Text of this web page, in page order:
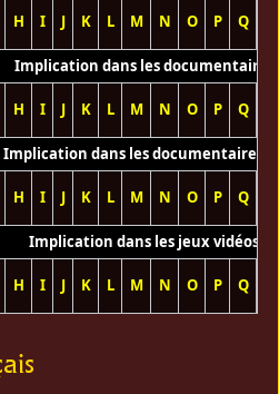
H I J K L M N O P Q
Implication dans les documentaires
H I J K L M N O P Q
Implication dans les documentaires
H I J K L M N O P Q
Implication dans les jeux vidéos
H I J K L M N O P Q